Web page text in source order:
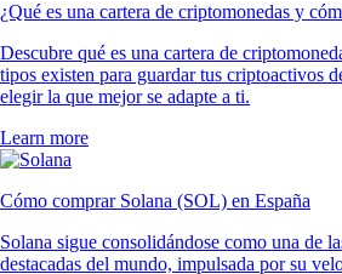
¿Qué es una cartera de criptomonedas y
Descubre qué es una cartera de
tipos existen para guardar tus criptoactivos
elegir la que mejor se adapte a ti.
Learn more
Cómo comprar Solana (SOL) en España
Solana sigue consolidándose como una de
destacadas del mundo, impulsada por su